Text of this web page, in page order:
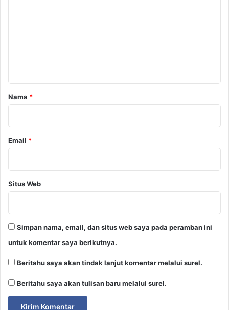
rNama *
Email *
Situs Web
Simpan nama, email, dan situs web saya pada peramban ini
untuk komentar saya berikutnya.
Beritahu saya akan tindak lanjut komentar melalui surel.
Beritahu saya akan tulisan baru melalui surel.